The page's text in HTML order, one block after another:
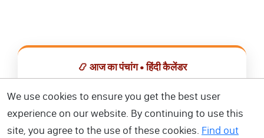
📿 आज का पंचांग • हिंदी कैलेंडर
📅 हिंदी कैलेंडर ऐप डाउनलोड करें
We use cookies to ensure you get the best user
experience on our website. By continuing to use this
site, you agree to the use of these cookies. Find out